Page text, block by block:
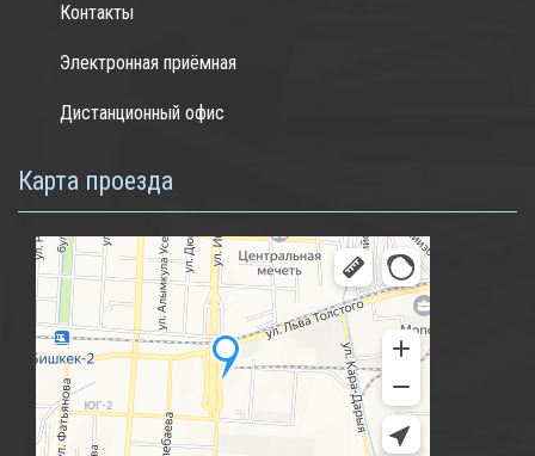
Контакты
Электронная приёмная
Дистанционный офис
Карта проезда